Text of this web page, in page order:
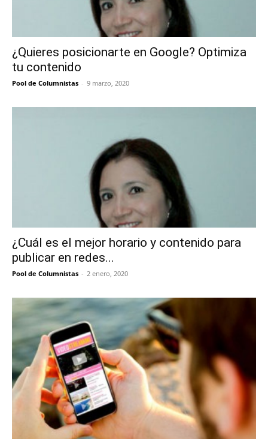
¿Quieres posicionarte en Google? Optimiza
tu contenido
Pool de Columnistas - 9 marzo, 2020
¿Cuál es el mejor horario y contenido para
publicar en redes...
Pool de Columnistas - 2 enero, 2020